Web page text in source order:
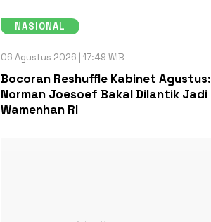
NASIONAL
06 Agustus 2026 | 17:49 WIB
Bocoran Reshuffle Kabinet Agustus:
Norman Joesoef Bakal Dilantik Jadi
Wamenhan RI